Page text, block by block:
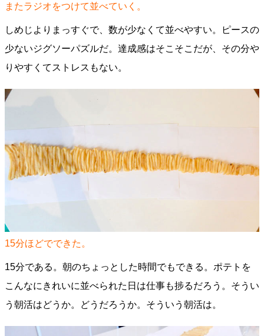
またラジオをつけて並べていく。
しめじよりまっすぐで、数が少なくて並べやすい。ピースの
少ないジグソーパズルだ。達成感はそこそこだが、その分や
りやすくてストレスもない。
15分ほどでできた。
15分である。朝のちょっとした時間でもできる。ポテトを
こんなにきれいに並べられた日は仕事も捗るだろう。そうい
う朝活はどうか。どうだろうか。そういう朝活は。